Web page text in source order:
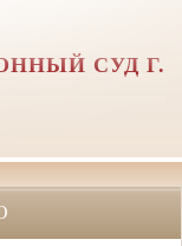
СУД Г.